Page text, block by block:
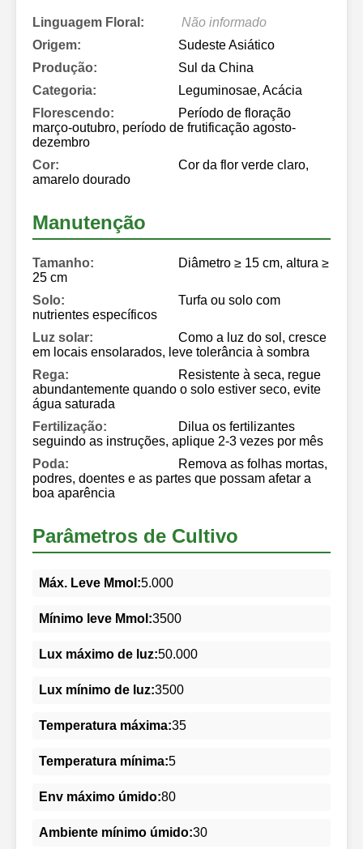
Linguagem Floral:
Não informado
Origem:
Sudeste Asiático
Produção:
Sul da China
Categoria:
Leguminosae, Acácia
Florescendo:
Período de floração
março-outubro, período de frutificação agosto-
dezembro
Cor:
Cor da flor verde claro,
amarelo dourado
Manutenção
Tamanho:
Diâmetro ≥ 15 cm, altura ≥
25 cm
Solo:
Turfa ou solo com
nutrientes específicos
Luz solar:
Como a luz do sol, cresce
em locais ensolarados, leve tolerância à sombra
Rega:
Resistente à seca, regue
abundantemente quando o solo estiver seco, evite
água saturada
Fertilização:
Dilua os fertilizantes
seguindo as instruções, aplique 2-3 vezes por mês
Poda:
Remova as folhas mortas,
podres, doentes e as partes que possam afetar a
boa aparência
Parâmetros de Cultivo
Máx. Leve Mmol:5.000
Mínimo leve Mmol:3500
Lux máximo de luz:50.000
Lux mínimo de luz:3500
Temperatura máxima:35
Temperatura mínima:5
Env máximo úmido:80
Ambiente mínimo úmido:30